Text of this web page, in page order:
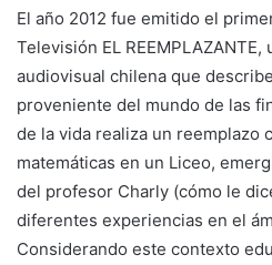
El año 2012 fue emitido el
Televisión EL
audiovisual chilena que
proveniente del mundo de las
de la vida realiza un reemplazo
matemáticas en un Liceo,
del profesor Charly (cómo le
diferentes experiencias en el
Considerando este contexto